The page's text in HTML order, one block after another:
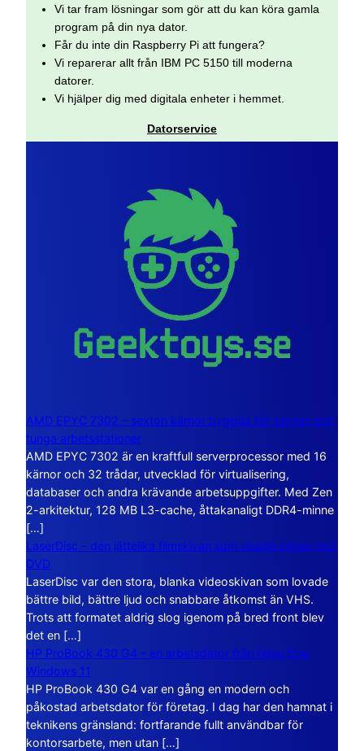
Vi tar fram lösningar som gör att du kan köra gamla
program på din nya dator.
Får du inte din Raspberry Pi att fungera?
Vi reparerar allt från IBM PC 5150 till moderna
datorer.
Vi hjälper dig med digitala enheter i hemmet.
Datorservice
AMD EPYC 7302 – sexton kärnor byggda för servrar och
tunga arbetsstationer
AMD EPYC 7302 är en kraftfull serverprocessor med 16
kärnor och 32 trådar, utvecklad för virtualisering,
databaser och andra krävande arbetsuppgifter. Med Zen
2-arkitektur, 128 MB L3-cache, åttakanaligt DDR4-minne
[…]
LaserDisc – den jättelika filmskivan som visade vägen mot
DVD
LaserDisc var den stora, blanka videoskivan som lovade
bättre bild, bättre ljud och snabbare åtkomst än VHS.
Trots att formatet aldrig slog igenom på bred front blev
det en […]
HP ProBook 430 G4 – en arbetsdator från tiden före
Windows 11
HP ProBook 430 G4 var en gång en modern och
påkostad arbetsdator för företag. I dag har den hamnat i
teknikens gränsland: fortfarande fullt användbar för
kontorsarbete, men utan […]